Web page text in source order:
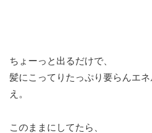
ちょーっと出るだけで、
髪にこってりたっぷり要らんエ
え。
このままにしてたら、